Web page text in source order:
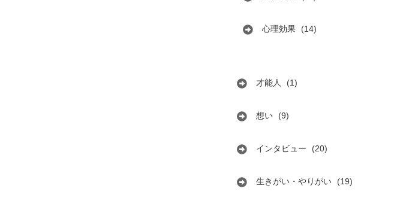
心理効果 (14)
才能人 (1)
想い (9)
インタビュー (20)
生きがい・やりがい (19)